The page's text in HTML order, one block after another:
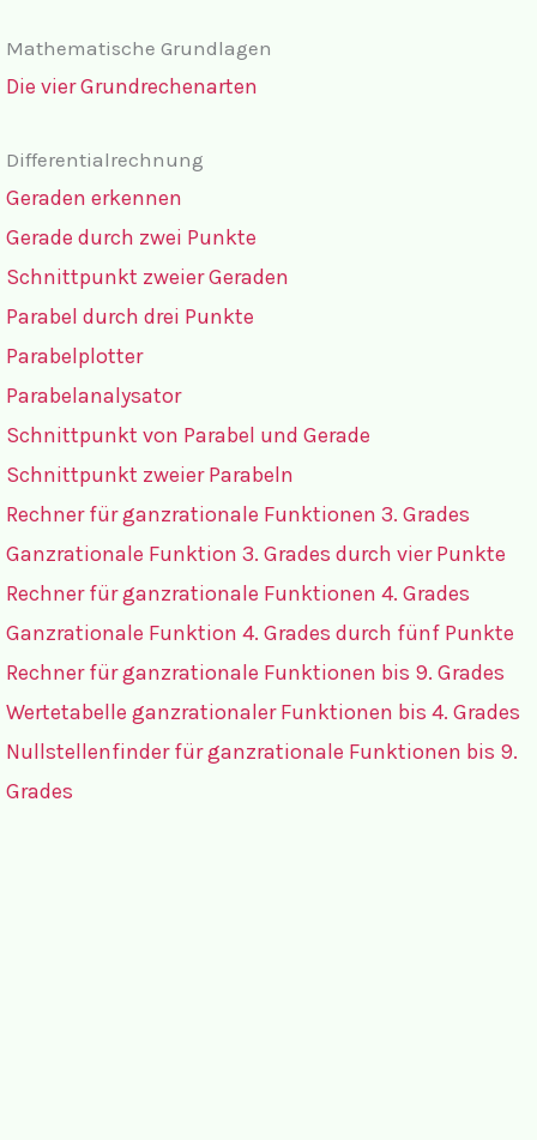
Mathematische Grundlagen
Die vier Grundrechenarten
Differentialrechnung
Geraden erkennen
Gerade durch zwei Punkte
Schnittpunkt zweier Geraden
Parabel durch drei Punkte
Parabelplotter
Parabelanalysator
Schnittpunkt von Parabel und Gerade
Schnittpunkt zweier Parabeln
Rechner für ganzrationale Funktionen 3. Grades
Ganzrationale Funktion 3. Grades durch vier Punkte
Rechner für ganzrationale Funktionen 4. Grades
Ganzrationale Funktion 4. Grades durch fünf Punkte
Rechner für ganzrationale Funktionen bis 9. Grades
Wertetabelle ganzrationaler Funktionen bis 4. Grades
Nullstellenfinder für ganzrationale Funktionen bis 9.
Grades